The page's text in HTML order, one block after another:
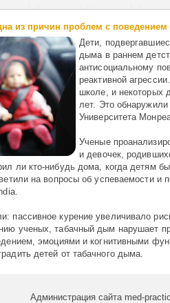
из причин проблем с поведением
Дети,
дыма в раннем
антисоциальному
реактивной
школе, и некоторых
лет. Это
Университета
Ученые
и девочек,
ли кто-нибудь дома, когда детям
на вопросы об успеваемости и
пассивное курение увеличивало
ученых, табачный дым нарушает
эмоциями и когнитивными
детей от табачного дыма.
Администрация сайта med-